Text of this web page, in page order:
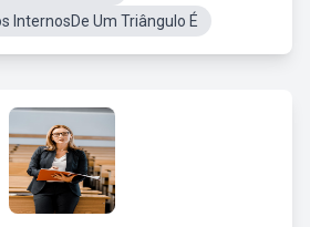
InternosDe Um Triângulo É